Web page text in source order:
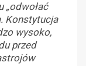
„odwołać
Konstytucja
wysoko,
przed